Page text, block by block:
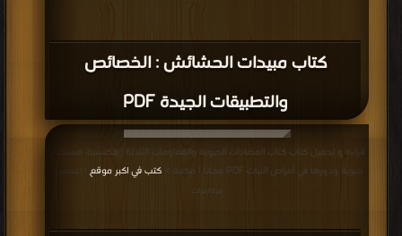
كتاب مبيدات الحشائش : الخصائص
والتطبيقات الجيدة PDF
قراءة و تحميل كتاب كتاب المضادات الحيوية والمقاومات الثلاثة : مكتسبة، مستحثة،
حيوية ودورها في أمراض النبات PDF مجانا | مكتبة >
كتب في اكبر موقع
| التحميل :
مرة/مرات